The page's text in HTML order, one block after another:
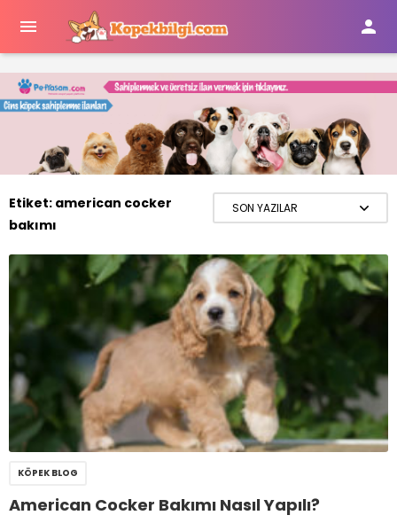
 
Etiket: american cocker
bakımı
KÖPEK BLOG
American Cocker Bakımı Nasıl Yapılı?